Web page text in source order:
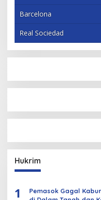
Barcelona
Real Sociedad
Hukrim
1
Pemasok Gagal